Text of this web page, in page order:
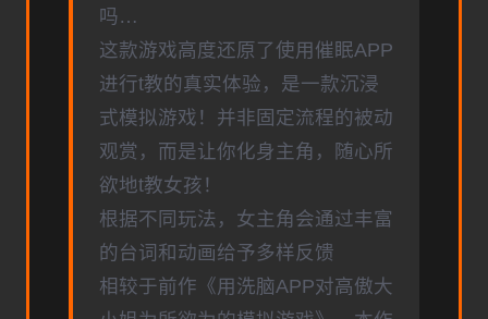
吗…
这款游戏高度还原了使用催眠APP
进行t教的真实体验，是一款沉浸
式模拟游戏！并非固定流程的被动
观赏，而是让你化身主角，随心所
欲地t教女孩！
根据不同玩法，女主角会通过丰富
的台词和动画给予多样反馈
相较于前作《用洗脑APP对高傲大